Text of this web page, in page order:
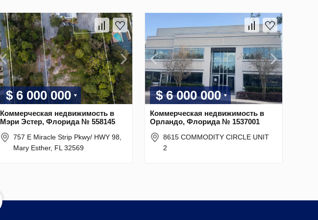
$ 6 000 000
Коммерческая недвижимость в
Мэри Эстер, Флорида № 558145
757 E Miracle Strip Pkwy/ HWY 98,
Mary Esther, FL 32569
$ 6 000 000
Коммерческая недвижимость в
Орландо, Флорида № 1537001
8615 COMMODITY CIRCLE UNIT
2